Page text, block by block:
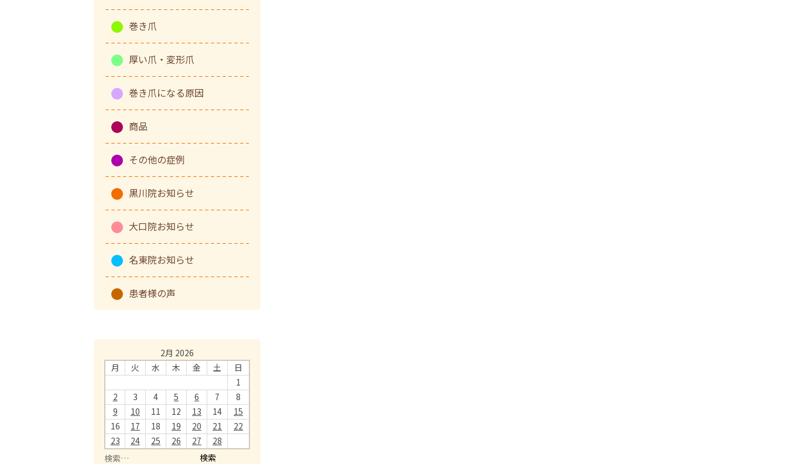
巻き爪
厚い爪・変形爪
巻き爪になる原因
商品
その他の症例
黒川院お知らせ
大口院お知らせ
名東院お知らせ
患者様の声
2月 2026
月
火 水 木 金 土
日
1
2
3 4 5 6 7
8
9
10 11 12 13 14
15
16
17 18 19 20 21
22
23
24 25 26 27
28
検